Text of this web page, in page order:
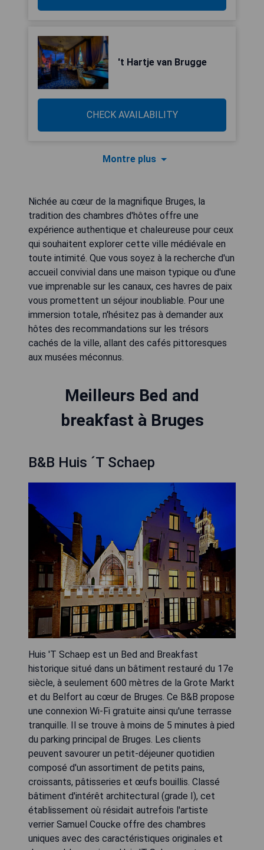
't Hartje van Brugge
CHECK AVAILABILITY
Montre plus
Nichée au cœur de la magnifique Bruges, la
tradition des chambres d'hôtes offre une
expérience authentique et chaleureuse pour ceux
qui souhaitent explorer cette ville médiévale en
toute intimité. Que vous soyez à la recherche d'un
accueil convivial dans une maison typique ou d'une
vue imprenable sur les canaux, ces havres de paix
vous promettent un séjour inoubliable. Pour une
immersion totale, n'hésitez pas à demander aux
hôtes des recommandations sur les trésors
cachés de la ville, allant des cafés pittoresques
aux musées méconnus.
Meilleurs Bed and
breakfast à Bruges
B&B Huis ´T Schaep
Huis 'T Schaep est un Bed and Breakfast
historique situé dans un bâtiment restauré du 17e
siècle, à seulement 600 mètres de la Grote Markt
et du Belfort au cœur de Bruges. Ce B&B propose
une connexion Wi-Fi gratuite ainsi qu'une terrasse
tranquille. Il se trouve à moins de 5 minutes à pied
du parking principal de Bruges. Les clients
peuvent savourer un petit-déjeuner quotidien
composé d'un assortiment de petits pains,
croissants, pâtisseries et œufs bouillis. Classé
bâtiment d'intérêt architectural (grade I), cet
établissement où résidait autrefois l'artiste
verrier Samuel Coucke offre des chambres
uniques avec des caractéristiques originales et